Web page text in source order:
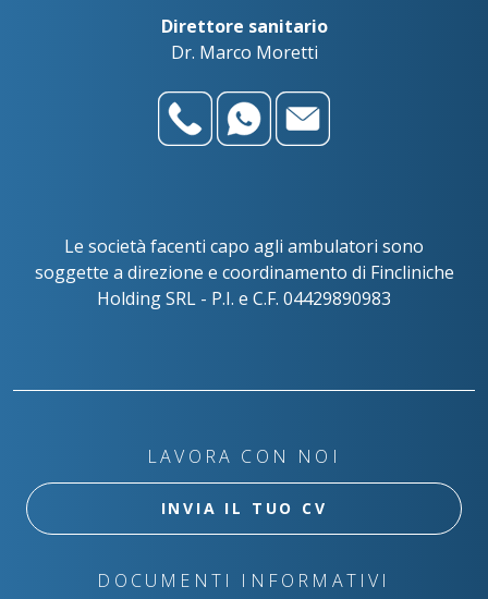
Direttore sanitario
Dr. Marco Moretti
Le società facenti capo agli ambulatori sono
soggette a direzione e coordinamento di Fincliniche
Holding SRL - P.I. e C.F. 04429890983
LAVORA CON NOI
INVIA IL TUO CV
DOCUMENTI INFORMATIVI